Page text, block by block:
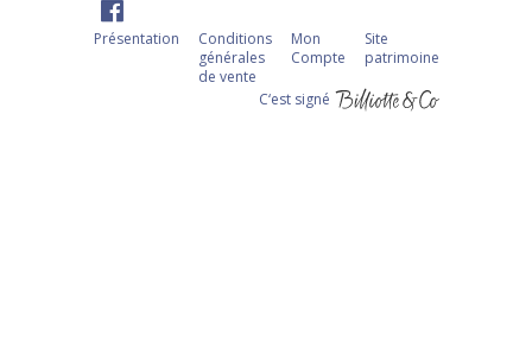
Présentation
Conditions
générales
de vente
Mon
Compte
Site
patrimoine
C‘est signé